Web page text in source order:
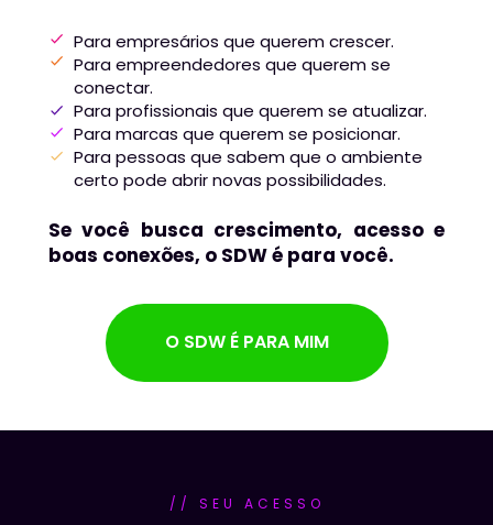
Se você busca crescimento, acesso e
boas conexões, o SDW é para você.
Para empresários que querem crescer.
Para empreendedores que querem se
conectar.
Para profissionais que querem se atualizar.
Para marcas que querem se posicionar.
Para pessoas que sabem que o ambiente
certo pode abrir novas possibilidades.
O SDW É PARA MIM
// SEU ACESSO